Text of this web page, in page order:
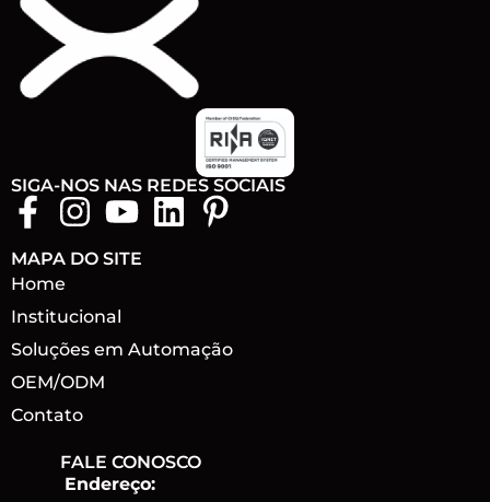
SIGA-NOS NAS REDES SOCIAIS
MAPA DO SITE
Home
Institucional
Soluções em Automação
OEM/ODM
Contato
FALE CONOSCO
Endereço: